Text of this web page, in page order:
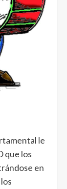
le
que los
en